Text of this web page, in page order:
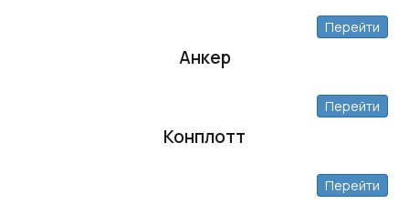
Анкер
Перейти
Конплотт
Перейти
Перейти